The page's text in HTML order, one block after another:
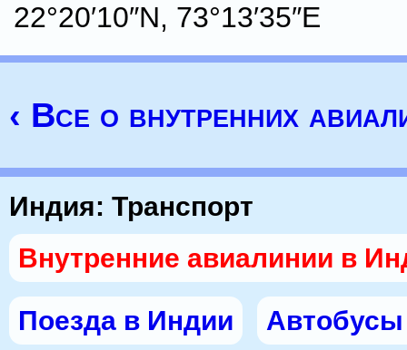
22°20′10″N, 73°13′35″E
‹ Все о внутренних
Индия: Транспорт
Внутренние авиалинии в
Поезда в Индии